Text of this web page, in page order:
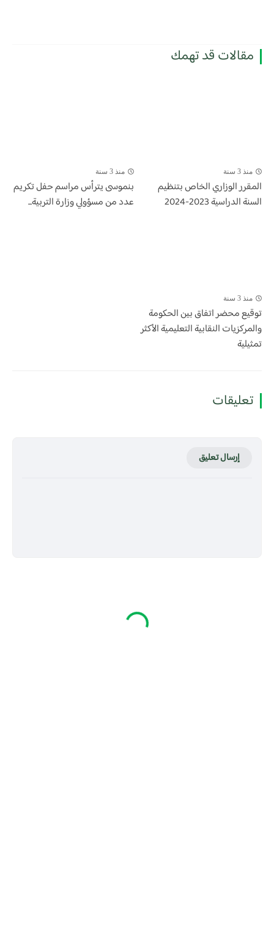
مقالات قد تهمك
منذ 3 سنة
المقرر الوزاري الخاص بتنظيم
السنة الدراسية 2023-2024
منذ 3 سنة
بنموسى يترأس مراسم حفل تكريم
عدد من مسؤولي وزارة التربية...
منذ 3 سنة
توقيع محضر اتفاق بين الحكومة
والمركزيات النقابية التعليمية الأكثر
تمثيلية
تعليقات
إرسال تعليق